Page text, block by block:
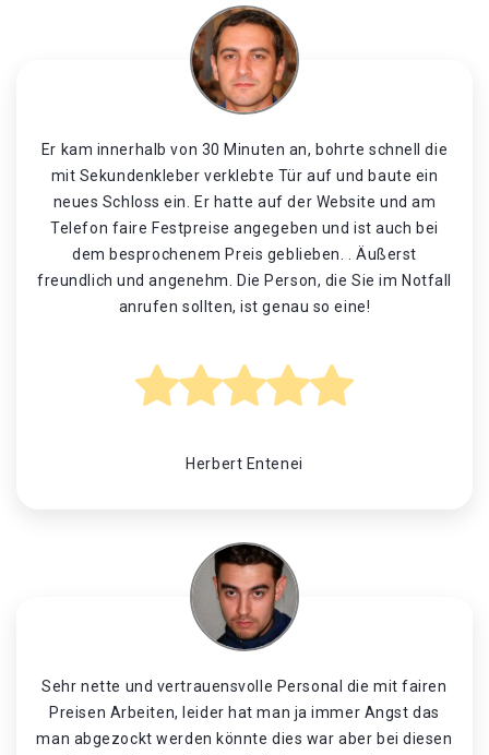
Er kam innerhalb von 30 Minuten an, bohrte schnell die
mit Sekundenkleber verklebte Tür auf und baute ein
neues Schloss ein. Er hatte auf der Website und am
Telefon faire Festpreise angegeben und ist auch bei
dem besprochenem Preis geblieben. . Äußerst
freundlich und angenehm. Die Person, die Sie im Notfall
anrufen sollten, ist genau so eine!
Herbert Entenei
Sehr nette und vertrauensvolle Personal die mit fairen
Preisen Arbeiten, leider hat man ja immer Angst das
man abgezockt werden könnte dies war aber bei diesen